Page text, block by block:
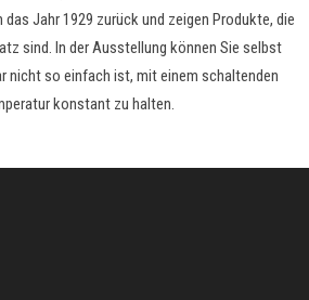
Jahr 1929 zurück und zeigen Produkte, die
sind. In der Ausstellung können Sie selbst
nicht so einfach ist, mit einem schaltenden
konstant zu halten.